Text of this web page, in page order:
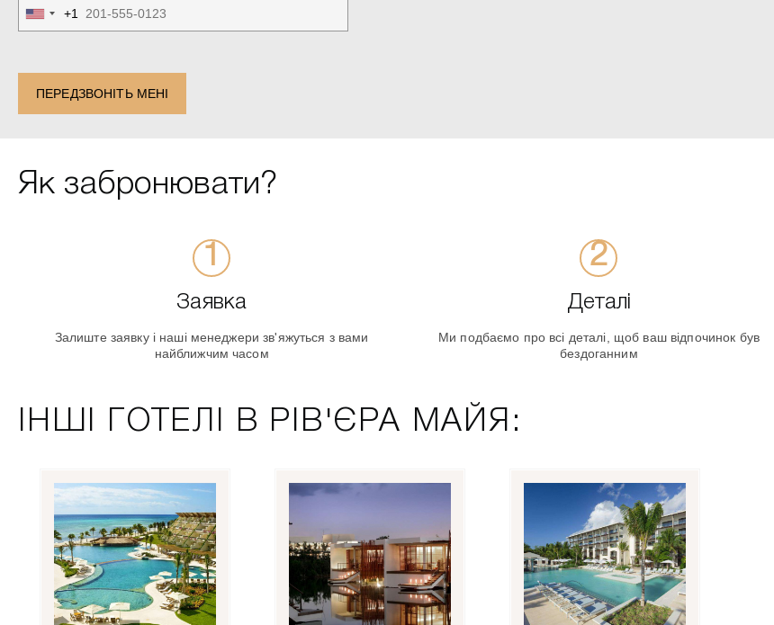
United
States
+1
ПЕРЕДЗВОНІТЬ МЕНІ
Як забронювати?
Заявка
Залиште заявку і наші менеджери зв'яжуться з вами
найближчим часом
Деталі
Ми подбаємо про всі деталі, щоб ваш відпочинок був
бездоганним
ІНШІ ГОТЕЛІ В РІВ'ЄРА МАЙЯ: